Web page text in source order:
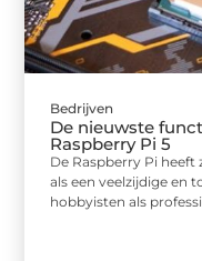
Bedrijven
De nieuwste
Raspberry Pi 5
De Raspberry Pi
als een veelzijdige en
hobbyisten als